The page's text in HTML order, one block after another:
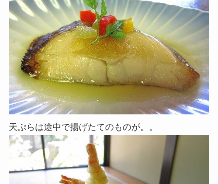
天ぷらは途中で揚げたてのものが。。